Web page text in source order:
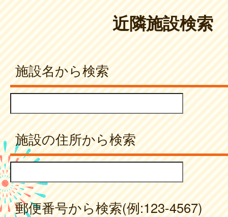
近隣施設検索
施設名から検索
施設の住所から検索
郵便番号から検索(例:123-4567)